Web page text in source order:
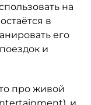
на
в
его
и
про живой